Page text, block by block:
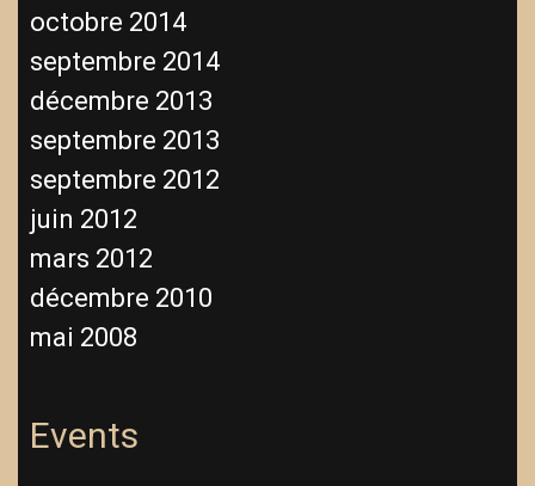
octobre 2014
septembre 2014
décembre 2013
septembre 2013
septembre 2012
juin 2012
mars 2012
décembre 2010
mai 2008
Events